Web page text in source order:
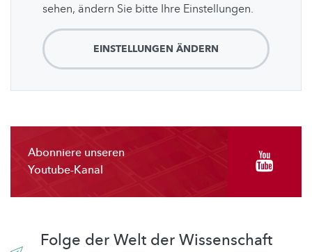
sehen, ändern Sie bitte Ihre Einstellungen.
EINSTELLUNGEN ÄNDERN
Abonniere unseren
Youtube-Kanal
Folge der Welt der Wissenschaft